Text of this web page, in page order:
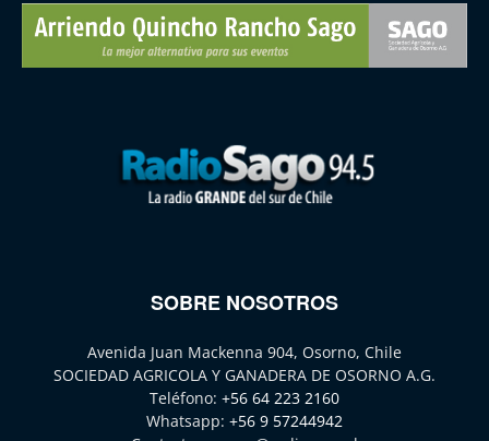
SOBRE NOSOTROS
Avenida Juan Mackenna 904, Osorno, Chile
SOCIEDAD AGRICOLA Y GANADERA DE OSORNO A.G.
Teléfono: +56 64 223 2160
Whatsapp: +56 9 57244942